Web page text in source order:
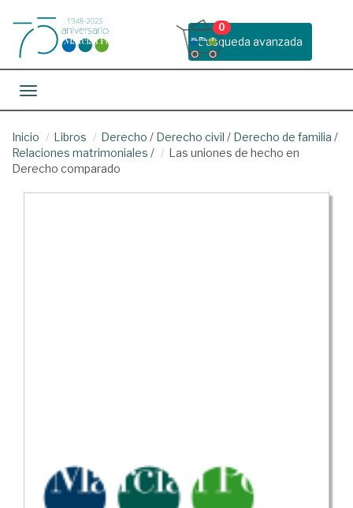
Busqueda avanzada
0
Toggle navigation
Inicio Libros Derecho / Derecho civil / Derecho de familia /
Relaciones matrimoniales /
Las uniones de hecho en
Derecho comparado